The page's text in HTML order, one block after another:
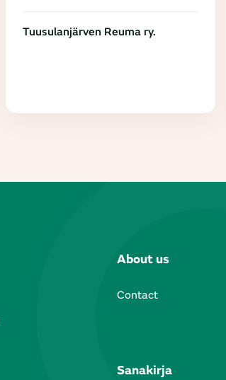
Tuusulanjärven Reuma ry.
About us
Contact
Sanakirja